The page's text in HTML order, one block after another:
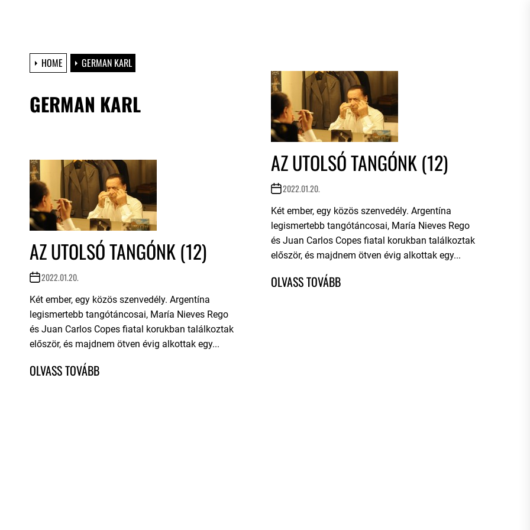
HOME GERMAN KARL
GERMAN KARL
AZ UTOLSÓ TANGÓNK (12)
2022.01.20.
Két ember, egy közös szenvedély. Argentína
legismertebb tangótáncosai, María Nieves Rego
és Juan Carlos Copes fiatal korukban találkoztak
először, és majdnem ötven évig alkottak egy...
AZ UTOLSÓ TANGÓNK (12)
2022.01.20.
Két ember, egy közös szenvedély. Argentína
legismertebb tangótáncosai, María Nieves Rego
és Juan Carlos Copes fiatal korukban találkoztak
először, és majdnem ötven évig alkottak egy...